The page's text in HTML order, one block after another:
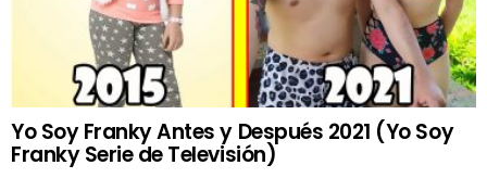
Yo Soy Franky Antes y Después 2021 (Yo Soy
Franky Serie de Televisión)